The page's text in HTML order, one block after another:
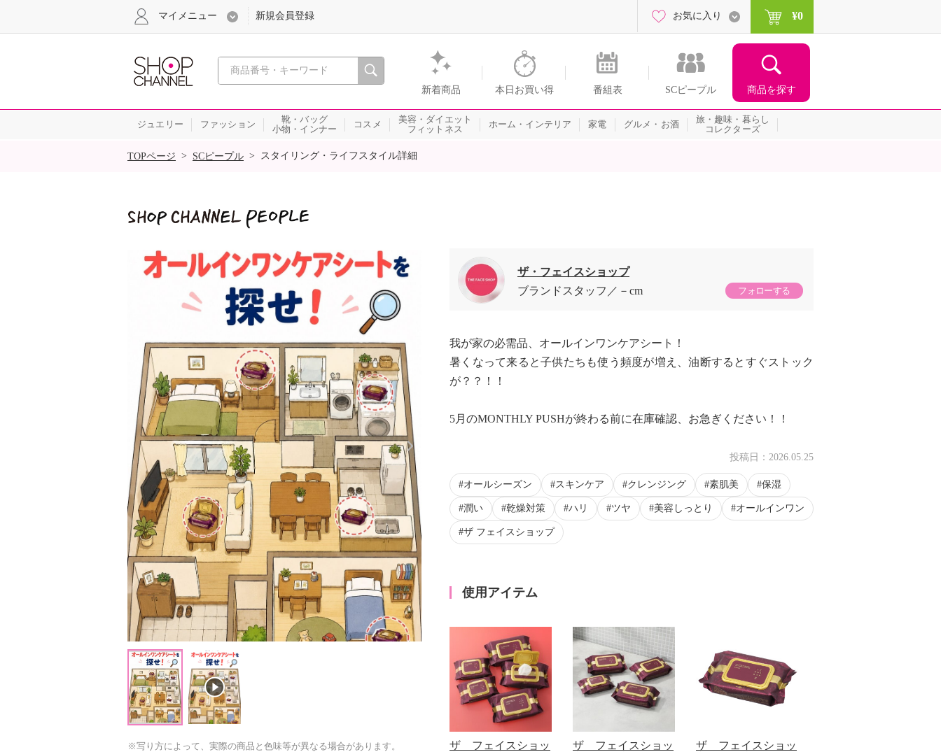
心おどる、瞬間を。通販・テレビショッピングのショップチャンネル
新着商品 本日お買い得 番組表 SCピープル 商品を探す
マイメニュー 新規会員登録 お気に入り ¥0
ジュエリー ファッション
靴・バッグ
小物・インナー
コスメ
美容・ダイエット
フィットネス
ホーム・インテリア 家電 グルメ・お酒
旅・趣味・暮らし
コレクターズ
SALE
TOPページ > SCピープル > スタイリング・ライフスタイル詳細
Next
※写り方によって、実際の商品と色味等が異なる場合があります。
ザ・フェイスショップ
ブランドスタッフ
－cm フォローする
我が家の必需品、オールインワンケアシート！
暑くなって来ると子供たちも使う頻度が増え、油断するとすぐストック
が？？！！
5月のMONTHLY PUSHが終わる前に在庫確認、お急ぎください！！
投稿日： 2026.05.25
オールシーズン スキンケア クレンジング 素肌美 保湿
潤い 乾燥対策 ハリ ツヤ 美容しっとり オールインワン
ザ フェイスショップ
使用アイテム
ザ フェイスショッ
ザ フェイスショッ
ザ フェイスショッ